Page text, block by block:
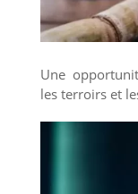
Une
les terroirs et